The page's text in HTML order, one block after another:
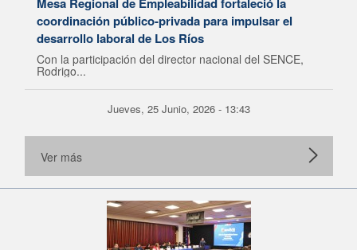
coordinación público-privada para impulsar el
desarrollo laboral de Los Ríos
Con la participación del director nacional del SENCE,
Rodrigo...
Jueves, 25 Junio, 2026 - 13:43
Ver más